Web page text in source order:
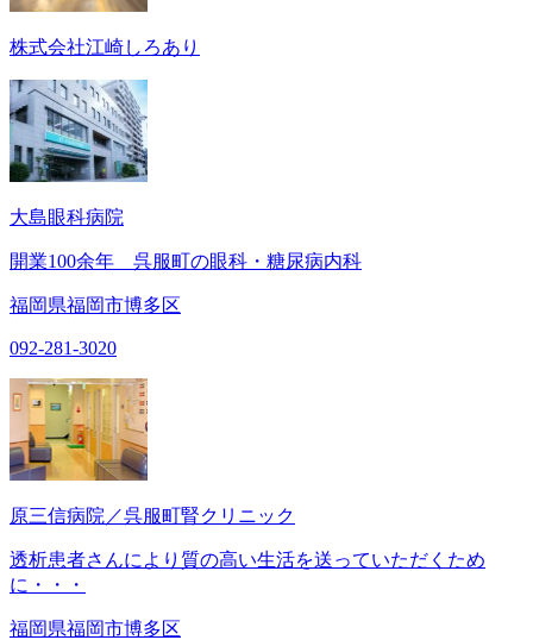
株式会社江崎しろあり
大島眼科病院
開業100余年 呉服町の眼科・糖尿病内科
福岡県福岡市博多区
092-281-3020
原三信病院／呉服町腎クリニック
透析患者さんにより質の高い生活を送っていただくため
に・・・
福岡県福岡市博多区